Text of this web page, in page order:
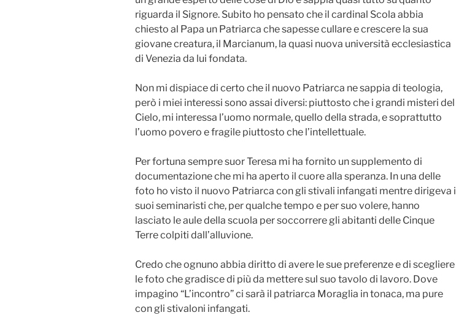
riguarda il Signore. Subito ho pensato che il cardinal Scola abbia
chiesto al Papa un Patriarca che sapesse cullare e crescere la sua
giovane creatura, il Marcianum, la quasi nuova università ecclesiastica
di Venezia da lui fondata.
Non mi dispiace di certo che il nuovo Patriarca ne sappia di teologia,
però i miei interessi sono assai diversi: piuttosto che i grandi misteri del
Cielo, mi interessa l’uomo normale, quello della strada, e soprattutto
l’uomo povero e fragile piuttosto che l’intellettuale.
Per fortuna sempre suor Teresa mi ha fornito un supplemento di
documentazione che mi ha aperto il cuore alla speranza. In una delle
foto ho visto il nuovo Patriarca con gli stivali infangati mentre dirigeva i
suoi seminaristi che, per qualche tempo e per suo volere, hanno
lasciato le aule della scuola per soccorrere gli abitanti delle Cinque
Terre colpiti dall’alluvione.
Credo che ognuno abbia diritto di avere le sue preferenze e di scegliere
le foto che gradisce di più da mettere sul suo tavolo di lavoro. Dove
impagino “L’incontro” ci sarà il patriarca Moraglia in tonaca, ma pure
con gli stivaloni infangati.